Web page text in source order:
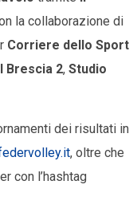
la collaborazione di
Corriere dello Sport
Brescia 2, Studio
dei risultati in
, oltre che
con l’hashtag